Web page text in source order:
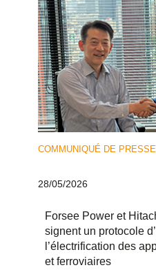
COMMUNIQUÉ DE PRESSE
28/05/2026
Forsee Power et
signent un protocole
l’électrification des
et ferroviaires